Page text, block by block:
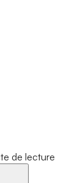
de lecture